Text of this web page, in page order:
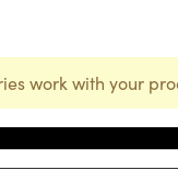
work with your